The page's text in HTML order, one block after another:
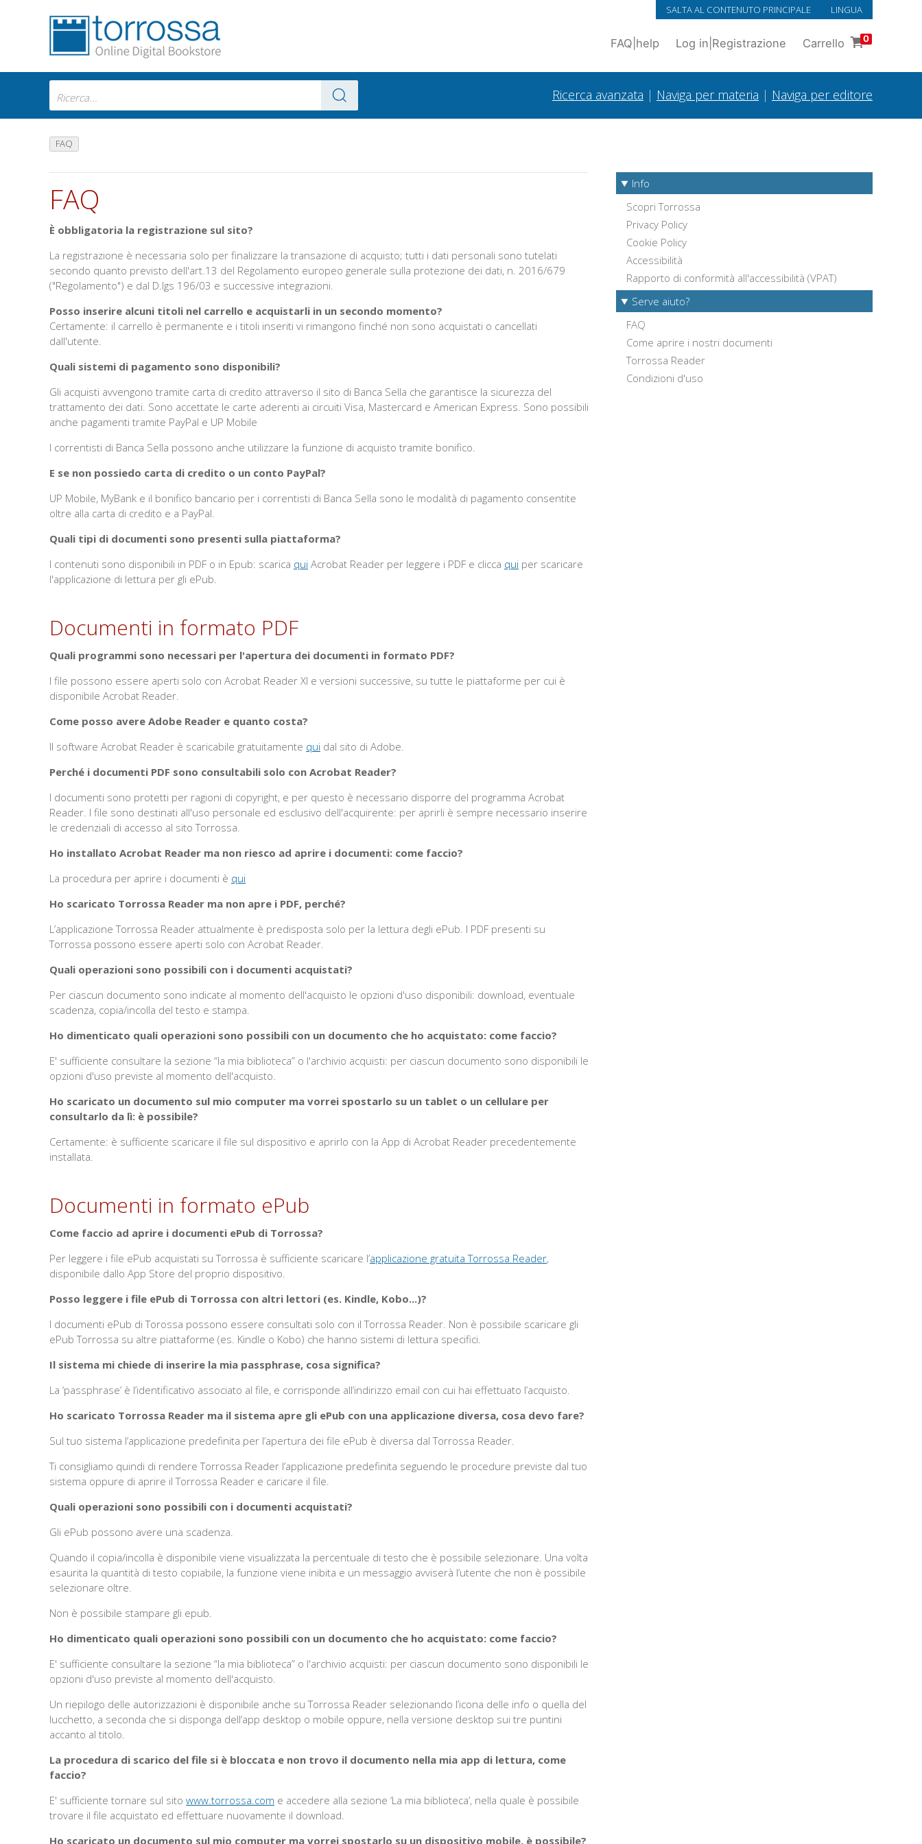
SALTA AL CONTENUTO PRINCIPALE LINGUA
FAQ help Log in Registrazione Carrello 0
Ricerca avanzata | Naviga per materia | Naviga per editore
FAQ
FAQ
È obbligatoria la registrazione sul sito?
La registrazione è necessaria solo per finalizzare la transazione di acquisto; tutti i dati personali sono tutelati
secondo quanto previsto dell'art.13 del Regolamento europeo generale sulla protezione dei dati, n. 2016/679
("Regolamento") e dal D.lgs 196/03 e successive integrazioni.
Posso inserire alcuni titoli nel carrello e acquistarli in un secondo momento?
Certamente: il carrello è permanente e i titoli inseriti vi rimangono finché non sono acquistati o cancellati
dall'utente.
Quali sistemi di pagamento sono disponibili?
Gli acquisti avvengono tramite carta di credito attraverso il sito di Banca Sella che garantisce la sicurezza del
trattamento dei dati. Sono accettate le carte aderenti ai circuiti Visa, Mastercard e American Express. Sono possibili
anche pagamenti tramite PayPal e UP Mobile
I correntisti di Banca Sella possono anche utilizzare la funzione di acquisto tramite bonifico.
E se non possiedo carta di credito o un conto PayPal?
UP Mobile, MyBank e il bonifico bancario per i correntisti di Banca Sella sono le modalità di pagamento consentite
oltre alla carta di credito e a PayPal.
Quali tipi di documenti sono presenti sulla piattaforma?
I contenuti sono disponibili in PDF o in Epub: scarica qui Acrobat Reader per leggere i PDF e clicca qui per scaricare
l'applicazione di lettura per gli ePub.
Documenti in formato PDF
Quali programmi sono necessari per l'apertura dei documenti in formato PDF?
I file possono essere aperti solo con Acrobat Reader XI e versioni successive, su tutte le piattaforme per cui è
disponibile Acrobat Reader.
Come posso avere Adobe Reader e quanto costa?
Il software Acrobat Reader è scaricabile gratuitamente qui dal sito di Adobe.
Perché i documenti PDF sono consultabili solo con Acrobat Reader?
I documenti sono protetti per ragioni di copyright, e per questo è necessario disporre del programma Acrobat
Reader. I file sono destinati all'uso personale ed esclusivo dell'acquirente: per aprirli è sempre necessario inserire
le credenziali di accesso al sito Torrossa.
Ho installato Acrobat Reader ma non riesco ad aprire i documenti: come faccio?
La procedura per aprire i documenti è qui
Ho scaricato Torrossa Reader ma non apre i PDF, perché?
L’applicazione Torrossa Reader attualmente è predisposta solo per la lettura degli ePub. I PDF presenti su
Torrossa possono essere aperti solo con Acrobat Reader.
Quali operazioni sono possibili con i documenti acquistati?
Per ciascun documento sono indicate al momento dell'acquisto le opzioni d'uso disponibili: download, eventuale
scadenza, copia/incolla del testo e stampa.
Ho dimenticato quali operazioni sono possibili con un documento che ho acquistato: come faccio?
E' sufficiente consultare la sezione “la mia biblioteca” o l'archivio acquisti: per ciascun documento sono disponibili le
opzioni d'uso previste al momento dell'acquisto.
Ho scaricato un documento sul mio computer ma vorrei spostarlo su un tablet o un cellulare per
consultarlo da lì: è possibile?
Certamente: è sufficiente scaricare il file sul dispositivo e aprirlo con la App di Acrobat Reader precedentemente
installata.
Documenti in formato ePub
Come faccio ad aprire i documenti ePub di Torrossa?
Per leggere i file ePub acquistati su Torrossa è sufficiente scaricare l’applicazione gratuita Torrossa Reader,
disponibile dallo App Store del proprio dispositivo.
Posso leggere i file ePub di Torrossa con altri lettori (es. Kindle, Kobo...)?
I documenti ePub di Torossa possono essere consultati solo con il Torrossa Reader. Non è possibile scaricare gli
ePub Torrossa su altre piattaforme (es. Kindle o Kobo) che hanno sistemi di lettura specifici.
Il sistema mi chiede di inserire la mia passphrase, cosa significa?
La ‘passphrase’ è l’identificativo associato al file, e corrisponde all’indirizzo email con cui hai effettuato l’acquisto.
Ho scaricato Torrossa Reader ma il sistema apre gli ePub con una applicazione diversa, cosa devo fare?
Sul tuo sistema l’applicazione predefinita per l’apertura dei file ePub è diversa dal Torrossa Reader.
Ti consigliamo quindi di rendere Torrossa Reader l’applicazione predefinita seguendo le procedure previste dal tuo
sistema oppure di aprire il Torrossa Reader e caricare il file.
Quali operazioni sono possibili con i documenti acquistati?
Gli ePub possono avere una scadenza.
Quando il copia/incolla è disponibile viene visualizzata la percentuale di testo che è possibile selezionare. Una volta
esaurita la quantità di testo copiabile, la funzione viene inibita e un messaggio avviserà l’utente che non è possibile
selezionare oltre.
Non è possibile stampare gli epub.
Ho dimenticato quali operazioni sono possibili con un documento che ho acquistato: come faccio?
E' sufficiente consultare la sezione “la mia biblioteca” o l'archivio acquisti: per ciascun documento sono disponibili le
opzioni d'uso previste al momento dell'acquisto.
Un riepilogo delle autorizzazioni è disponibile anche su Torrossa Reader selezionando l’icona delle info o quella del
lucchetto, a seconda che si disponga dell’app desktop o mobile oppure, nella versione desktop sui tre puntini
accanto al titolo.
La procedura di scarico del file si è bloccata e non trovo il documento nella mia app di lettura, come
faccio?
E' sufficiente tornare sul sito www.torrossa.com e accedere alla sezione ‘La mia biblioteca’, nella quale è possibile
trovare il file acquistato ed effettuare nuovamente il download.
Ho scaricato un documento sul mio computer ma vorrei spostarlo su un dispositivo mobile, è possibile?
Info
Scopri Torrossa
Privacy Policy
Cookie Policy
Accessibilità
Rapporto di conformità all'accessibilità (VPAT)
Serve aiuto?
FAQ
Come aprire i nostri documenti
Torrossa Reader
Condizioni d'uso